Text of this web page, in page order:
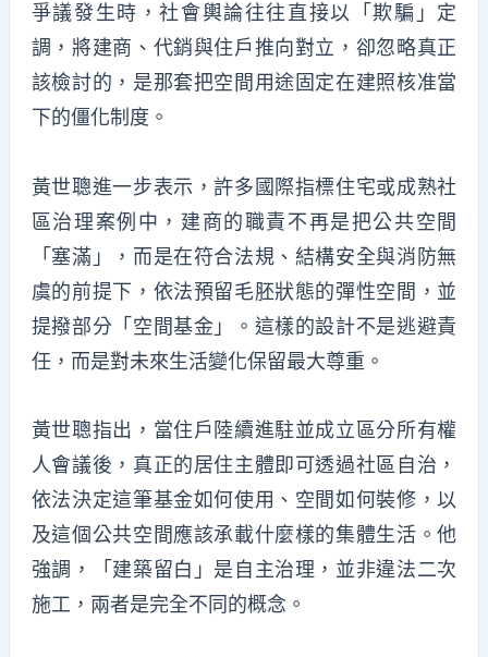
爭議發生時，社會輿論往往直接以「欺騙」定
調，將建商、代銷與住戶推向對立，卻忽略真正
該檢討的，是那套把空間用途固定在建照核准當
下的僵化制度。
黃世聰進一步表示，許多國際指標住宅或成熟社
區治理案例中，建商的職責不再是把公共空間
「塞滿」，而是在符合法規、結構安全與消防無
虞的前提下，依法預留毛胚狀態的彈性空間，並
提撥部分「空間基金」。這樣的設計不是逃避責
任，而是對未來生活變化保留最大尊重。
黃世聰指出，當住戶陸續進駐並成立區分所有權
人會議後，真正的居住主體即可透過社區自治，
依法決定這筆基金如何使用、空間如何裝修，以
及這個公共空間應該承載什麼樣的集體生活。他
強調，「建築留白」是自主治理，並非違法二次
施工，兩者是完全不同的概念。